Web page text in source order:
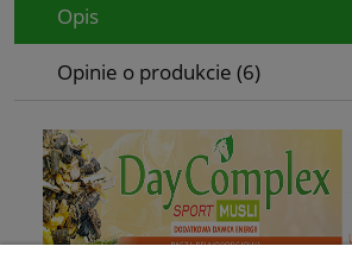
Opis
Opinie o produkcie (6)